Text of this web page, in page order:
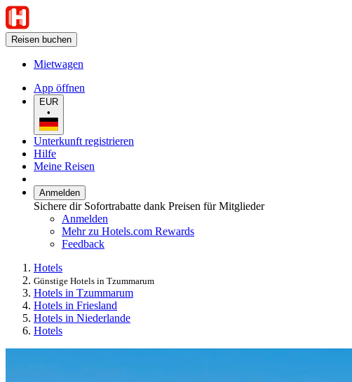
Reisen buchen
Mietwagen
App öffnen
EUR
•
Unterkunft registrieren
Hilfe
Meine Reisen
Anmelden
Sichere dir Sofortrabatte dank Preisen für Mitglieder
Anmelden
Mehr zu Hotels.com Rewards
Feedback
Hotels
Günstige Hotels in Tzummarum
Hotels in Tzummarum
Hotels in Friesland
Hotels in Niederlande
Hotels